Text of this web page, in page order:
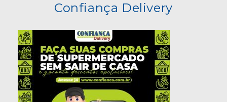
Confiança Delivery